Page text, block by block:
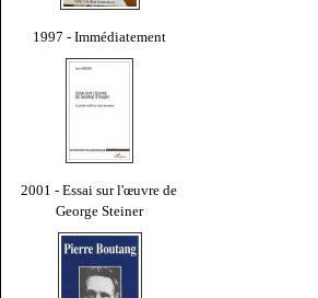
1997 - Immédiatement
2001 - Essai sur l'œuvre de
George Steiner